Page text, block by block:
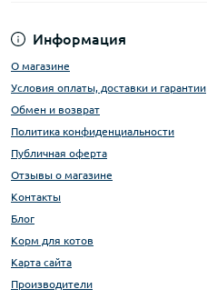
Информация
О магазине
Условия оплаты, доставки и гарантии
Обмен и возврат
Политика конфиденциальности
Публичная оферта
Отзывы о магазине
Контакты
Блог
Корм для котов
Карта сайта
Производители